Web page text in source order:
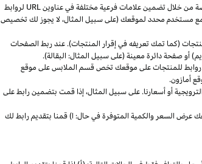
من خلال تضمين علامات فرعية مختلفة في عناوينURL لروابط
مع مستخدم محدد لموقعك (على سبيل المثال، لا يجوز لك تخصيص
(كما تمك تعريفه في إقرار المنتجات). عند ربط الصفحات
أو صفحة دائرة معينة (على سبيل المثال: البقالة).
روابط للمنتجات على موقعك تخص قسم الملابس على موقع
الترويجيةأوأسعارنا.علىسبيل المثال،إذا قمت بتضمينرابطعلى
عرض السعر والكمية المتوفرة في حال: ا) قمنا بتقديم رابط لك